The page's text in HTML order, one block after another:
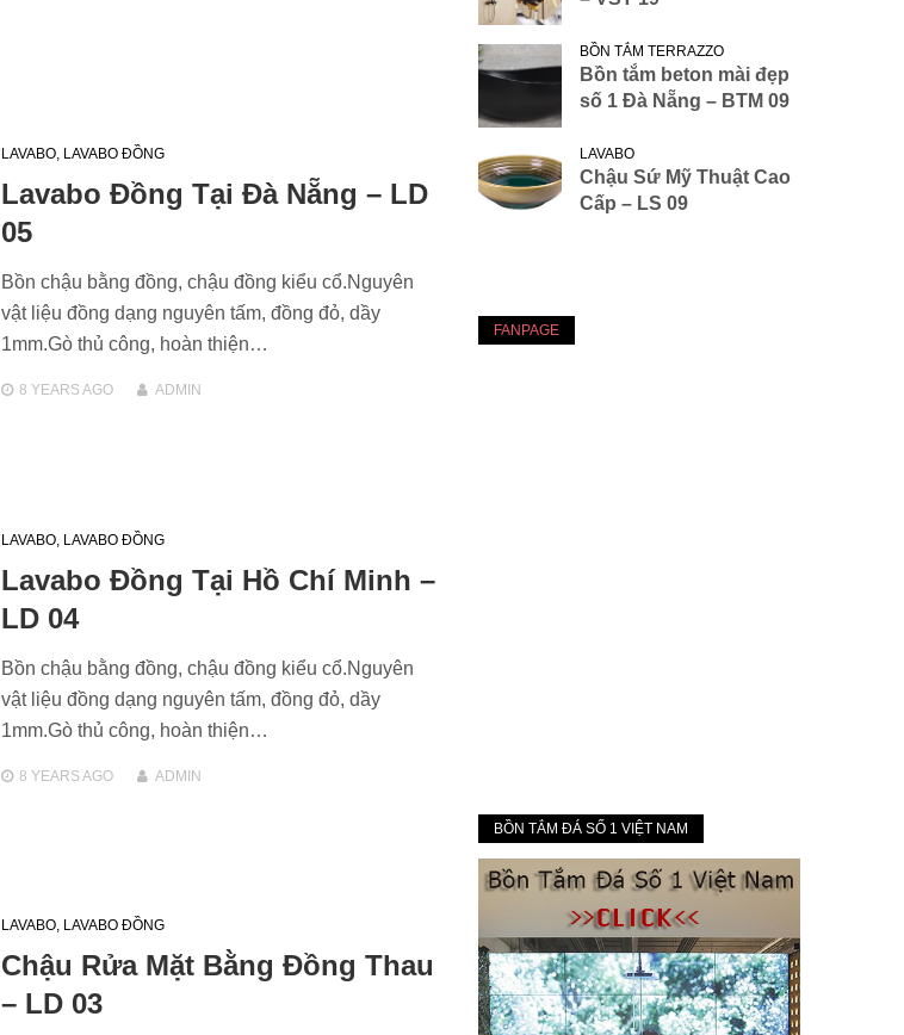
LAVABO, LAVABO ĐỒNG
Lavabo Đồng Tại Đà Nẵng – LD
05
Bồn chậu bằng đồng, chậu đồng kiểu cổ.Nguyên
vật liệu đồng dạng nguyên tấm, đồng đỏ, dầy
1mm.Gò thủ công, hoàn thiện…
8 YEARSAGO ADMIN
LAVABO, LAVABO ĐỒNG
Lavabo Đồng Tại Hồ Chí Minh –
LD 04
Bồn chậu bằng đồng, chậu đồng kiểu cổ.Nguyên
vật liệu đồng dạng nguyên tấm, đồng đỏ, dầy
1mm.Gò thủ công, hoàn thiện…
8 YEARSAGO ADMIN
LAVABO, LAVABO ĐỒNG
Chậu Rửa Mặt Bằng Đồng Thau
– LD 03
BỒN TẮM TERRAZZO
Bồn tắm beton mài đẹp
số 1 Đà Nẵng – BTM 09
LAVABO
Chậu Sứ Mỹ Thuật Cao
Cấp – LS 09
FANPAGE
BỒN TẮM ĐÁ SỐ 1 VIỆT NAM